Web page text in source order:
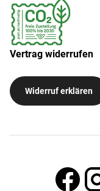
Vertrag widerrufen
Widerruf erklären